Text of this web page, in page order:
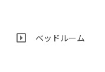
ベッドルーム